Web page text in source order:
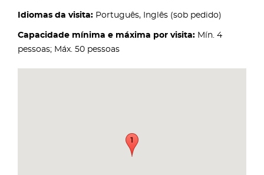
Idiomas da visita: Português, Inglês (sob pedido)
Capacidade mínima e máxima por visita: Mín. 4
pessoas; Máx. 50 pessoas